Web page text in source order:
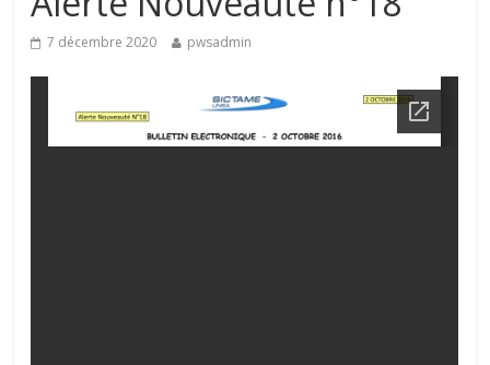
7 décembre 2020 pwsadmin